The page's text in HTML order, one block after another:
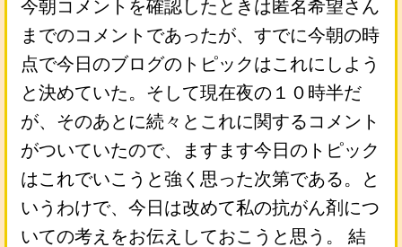
今朝コメントを確認したときは匿名希望さん
までのコメントであったが、すでに今朝の時
点で今日のブログのトピックはこれにしよう
と決めていた。そして現在夜の１０時半だ
が、そのあとに続々とこれに関するコメント
がついていたので、ますます今日のトピック
はこれでいこうと強く思った次第である。と
いうわけで、今日は改めて私の抗がん剤につ
いての考えをお伝えしておこうと思う。 結